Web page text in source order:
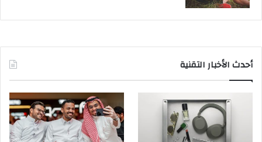
أحدث الأخبار التقنية